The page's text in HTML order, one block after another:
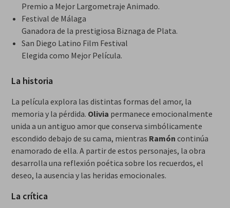
Premio a Mejor Largometraje Animado.
Festival de Málaga
Ganadora de la prestigiosa Biznaga de Plata.
San Diego Latino Film Festival
Elegida como Mejor Película.
La historia
La película explora las distintas formas del amor, la
memoria y la pérdida. Olivia permanece emocionalmente
unida a un antiguo amor que conserva simbólicamente
escondido debajo de su cama, mientras Ramón continúa
enamorado de ella. A partir de estos personajes, la obra
desarrolla una reflexión poética sobre los recuerdos, el
deseo, la ausencia y las heridas emocionales.
La crítica